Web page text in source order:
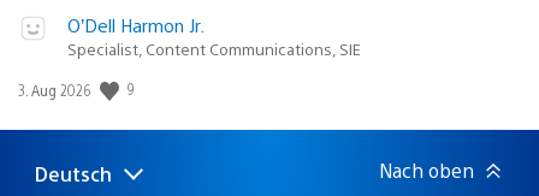
O’Dell Harmon Jr.
Specialist, Content Communications, SIE
Veröffentlichungsdatum:
3. Aug 2026 9
Select
Aktuelle
Deutsch Nach oben